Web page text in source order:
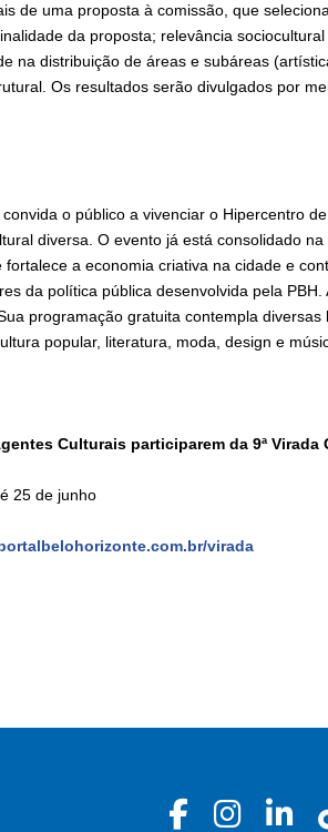
de uma proposta à comissão, que
da proposta; relevância
na distribuição de áreas e subáreas
Os resultados serão divulgados por
o público a vivenciar o Hipercentro
diversa. O evento já está consolidado
a economia criativa na cidade e
da política pública desenvolvida pela PBH.
programação gratuita contempla
popular, literatura, moda, design e
Culturais participarem da 9ª
25 de junho
virada